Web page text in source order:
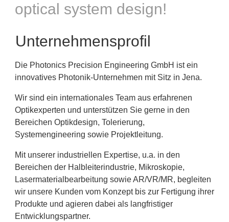
optical system design!
Unternehmensprofil
Die Photonics Precision Engineering GmbH ist ein
innovatives Photonik-Unternehmen mit Sitz in Jena.
Wir sind ein internationales Team aus erfahrenen
Optikexperten und unterstützen Sie gerne in den
Bereichen Optikdesign, Tolerierung,
Systemengineering sowie Projektleitung.
Mit unserer industriellen Expertise, u.a. in den
Bereichen der Halbleiterindustrie, Mikroskopie,
Lasermaterialbearbeitung sowie AR/VR/MR, begleiten
wir unsere Kunden vom Konzept bis zur Fertigung ihrer
Produkte und agieren dabei als langfristiger
Entwicklungspartner.